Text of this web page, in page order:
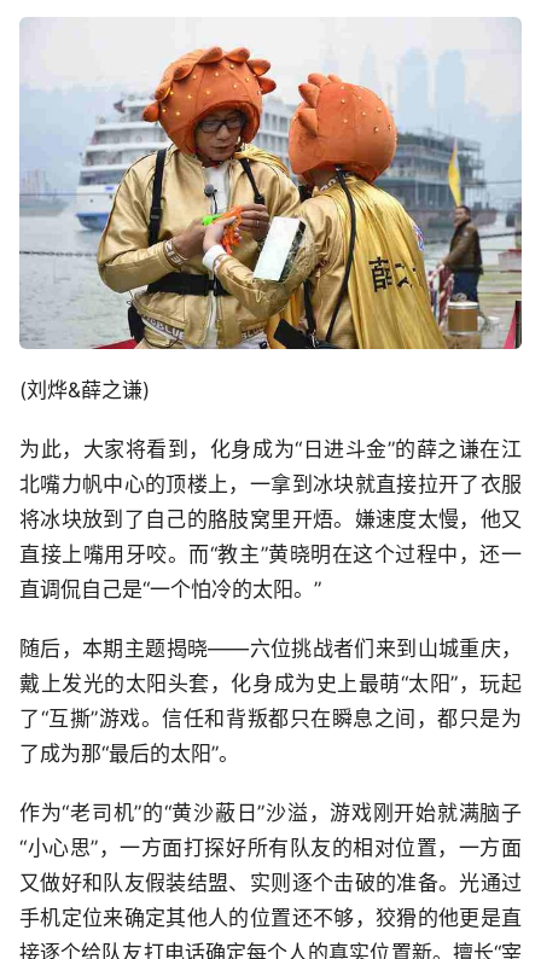
(刘烨&薛之谦)
为此，大家将看到，化身成为“日进斗金”的薛之谦在江
北嘴力帆中心的顶楼上，一拿到冰块就直接拉开了衣服
将冰块放到了自己的胳肢窝里开焐。嫌速度太慢，他又
直接上嘴用牙咬。而“教主”黄晓明在这个过程中，还一
直调侃自己是“一个怕冷的太阳。”
随后，本期主题揭晓——六位挑战者们来到山城重庆，
戴上发光的太阳头套，化身成为史上最萌“太阳”，玩起
了“互撕”游戏。信任和背叛都只在瞬息之间，都只是为
了成为那“最后的太阳”。
作为“老司机”的“黄沙蔽日”沙溢，游戏刚开始就满脑子
“小心思”，一方面打探好所有队友的相对位置，一方面
又做好和队友假装结盟、实则逐个击破的准备。光通过
手机定位来确定其他人的位置还不够，狡猾的他更是直
接逐个给队友打电话确定每个人的真实位置新。擅长“宰